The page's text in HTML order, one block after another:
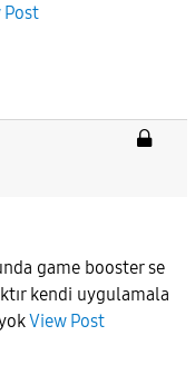
Post
game booster se
kendi uygulamala
View Post